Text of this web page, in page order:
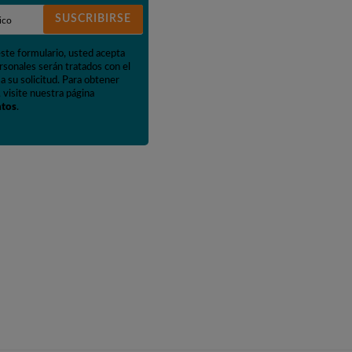
SUSCRIBIRSE
formulario, usted acepta
serán tratados con el
su solicitud. Para obtener
visite nuestra página
.